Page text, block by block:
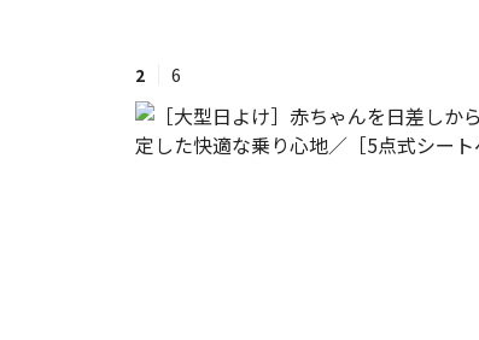
#渡邊大地の令和的ワーパパ道
2 6